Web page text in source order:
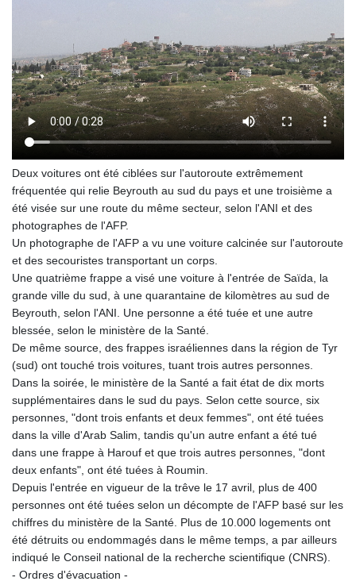
Deux voitures ont été ciblées sur l'autoroute extrêmement
fréquentée qui relie Beyrouth au sud du pays et une troisième a
été visée sur une route du même secteur, selon l'ANI et des
photographes de l'AFP.
Un photographe de l'AFP a vu une voiture calcinée sur l'autoroute
et des secouristes transportant un corps.
Une quatrième frappe a visé une voiture à l'entrée de Saïda, la
grande ville du sud, à une quarantaine de kilomètres au sud de
Beyrouth, selon l'ANI. Une personne a été tuée et une autre
blessée, selon le ministère de la Santé.
De même source, des frappes israéliennes dans la région de Tyr
(sud) ont touché trois voitures, tuant trois autres personnes.
Dans la soirée, le ministère de la Santé a fait état de dix morts
supplémentaires dans le sud du pays. Selon cette source, six
personnes, "dont trois enfants et deux femmes", ont été tuées
dans la ville d'Arab Salim, tandis qu'un autre enfant a été tué
dans une frappe à Harouf et que trois autres personnes, "dont
deux enfants", ont été tuées à Roumin.
Depuis l'entrée en vigueur de la trêve le 17 avril, plus de 400
personnes ont été tuées selon un décompte de l'AFP basé sur les
chiffres du ministère de la Santé. Plus de 10.000 logements ont
été détruits ou endommagés dans le même temps, a par ailleurs
indiqué le Conseil national de la recherche scientifique (CNRS).
- Ordres d'évacuation -